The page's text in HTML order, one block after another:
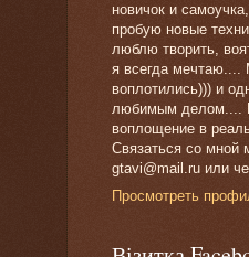
новичок и
пробую новые
люблю творить,
я всегда
воплотились))) и
любимым делом....
воплощение в
Связаться со мной
gtavi@mail.ru или
Просмотреть